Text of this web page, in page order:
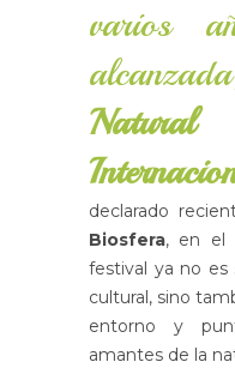
varios
declarado
Biosfera, en el
festival ya no
cultural, sino
entorno y
amantes de la